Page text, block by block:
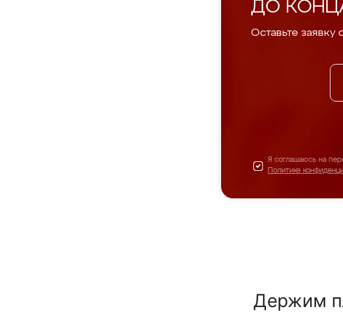
ДО
Оставьте заявку
Я соглашаюсь на
Политике
Держим